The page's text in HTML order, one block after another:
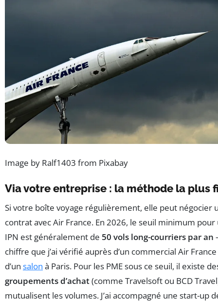
Image by Ralf1403 from Pixabay
Via votre entreprise : la méthode la plus
Si votre boîte voyage régulièrement, elle peut négocier
contrat avec Air France. En 2026, le seuil minimum pour
IPN est généralement de 50 vols long-courriers par an
chiffre que j’ai vérifié auprès d’un commercial Air
d’un salon à Paris. Pour les PME sous ce seuil, il existe
groupements d’achat(comme Travelsoft ou BCD
mutualisent les volumes. J’ai accompagné une start-up